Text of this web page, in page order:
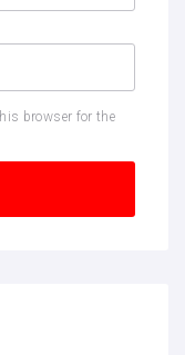
browser for the